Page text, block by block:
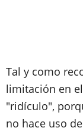
Tal y como
limitación en
"ridículo",
no hace uso